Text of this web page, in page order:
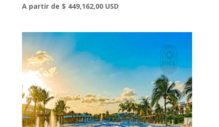
A partir de $ 449,162,00 USD